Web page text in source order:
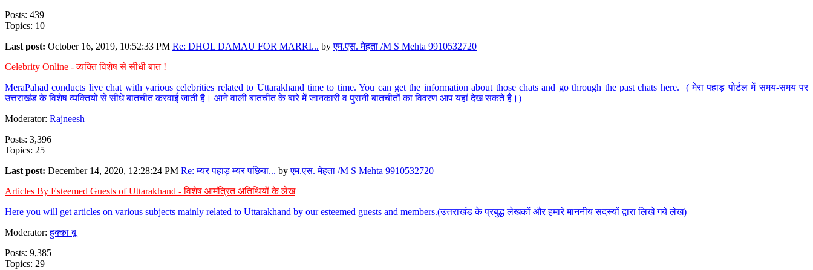
Posts: 439
Topics: 10
Last post: October 16, 2019, 10:52:33 PM Re: DHOL DAMAU FOR MARRI... byएम.एस. मेहता /M S Mehta 9910532720
Celebrity Online - व्यक्ति विशेष से सीधी बात !
MeraPahad conducts live chat with various celebrities related to Uttarakhand time to time. You can get the information about those chats and go through the past chats here. ( मेरा पहाड़ पोर्टल में समय-समय पर
उत्तराखंड के विशेष व्यक्तियों से सीधे बातचीत करवाई जाती है। आने वाली बातचीत के बारे में जानकारी व पुरानी बातचीतों का विवरण आप यहां देख सकते है।)
Moderator: Rajneesh
Posts: 3,396
Topics: 25
Last post: December 14, 2020, 12:28:24 PM Re: म्यर पहाड़ म्यर पछिया... byएम.एस. मेहता /M S Mehta 9910532720
Articles By Esteemed Guests of Uttarakhand - विशेष आमंत्रित अतिथियों के लेख
Here you will get articles on various subjects mainly related to Uttarakhand by our esteemed guests and members.(उत्तराखंड के प्रबुद्ध लेखकों और हमारे माननीय सदस्यों द्वारा लिखे गये लेख)
Moderator:हुक्का बू
Posts: 9,385
Topics: 29